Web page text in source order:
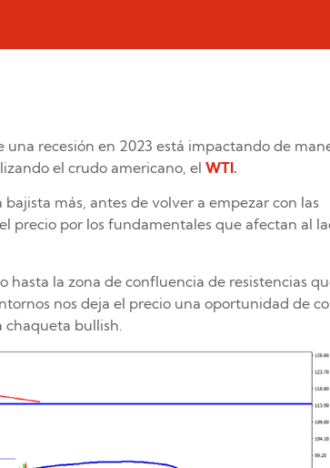
recesión en 2023 está impactando de
el crudo americano, el WTI.
más, antes de volver a empezar con las
precio por los fundamentales que afectan al
hasta la zona de confluencia de resistencias
nos deja el precio una oportunidad de
bullish.